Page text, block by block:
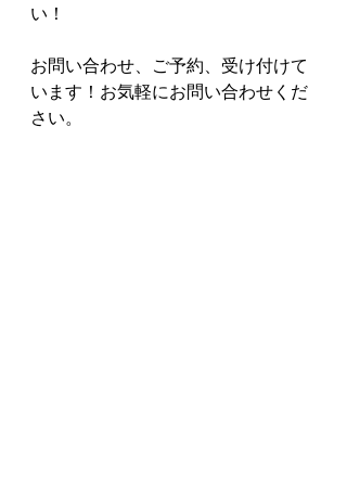
い！
お問い合わせ、ご予約、受け付けて
います！お気軽にお問い合わせくだ
さい。